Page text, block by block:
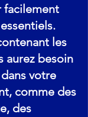
facilement
les
aurez besoin
votre
comme des
des